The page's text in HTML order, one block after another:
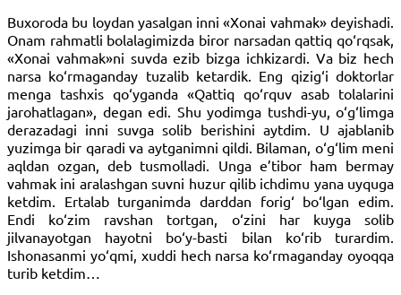
Buxoroda bu loydan yasalgan inni «Xonai vahmak» deyishadi.
Onam rahmatli bolalagimizda biror narsadan qattiq qo‘rqsak,
«Xonai vahmak»ni suvda ezib bizga ichkizardi. Va biz hech
narsa ko‘rmaganday tuzalib ketardik. Eng qizig‘i doktorlar
menga tashxis qo‘yganda «Qattiq qo‘rquv asab tolalarini
jarohatlagan», degan edi. Shu yodimga tushdi-yu, o‘g‘limga
derazadagi inni suvga solib berishini aytdim. U ajablanib
yuzimga bir qaradi va aytganimni qildi. Bilaman, o‘g‘lim meni
aqldan ozgan, deb tusmolladi. Unga e’tibor ham bermay
vahmak ini aralashgan suvni huzur qilib ichdimu yana uyquga
ketdim. Ertalab turganimda darddan forig‘ bo‘lgan edim.
Endi ko‘zim ravshan tortgan, o‘zini har kuyga solib
jilvanayotgan hayotni bo‘y-basti bilan ko‘rib turardim.
Ishonasanmi yo‘qmi, xuddi hech narsa ko‘rmaganday oyoqqa
turib ketdim…